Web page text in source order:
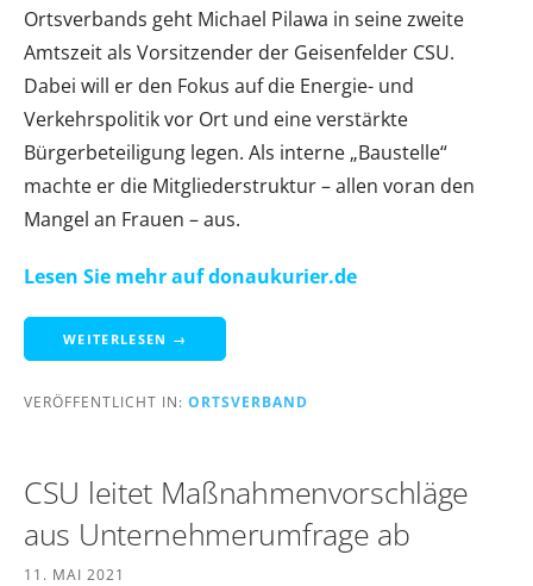
Ortsverbands geht Michael Pilawa in seine zweite
Amtszeit als Vorsitzender der Geisenfelder CSU.
Dabei will er den Fokus auf die Energie- und
Verkehrspolitik vor Ort und eine verstärkte
Bürgerbeteiligung legen. Als interne „Baustelle“
machte er die Mitgliederstruktur – allen voran den
Mangel an Frauen – aus.
Lesen Sie mehr auf donaukurier.de
WEITERLESEN →
VERÖFFENTLICHT IN: ORTSVERBAND
CSU leitet Maßnahmenvorschläge
aus Unternehmerumfrage ab
11. MAI 2021